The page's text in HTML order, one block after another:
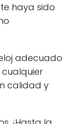
haya sido
adecuado
calidad y